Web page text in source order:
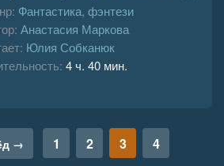
Фантастика, фэнтези
Анастасия Маркова
Юлия Собканюк
4 ч. 40 мин.
→ 1 2 3 4